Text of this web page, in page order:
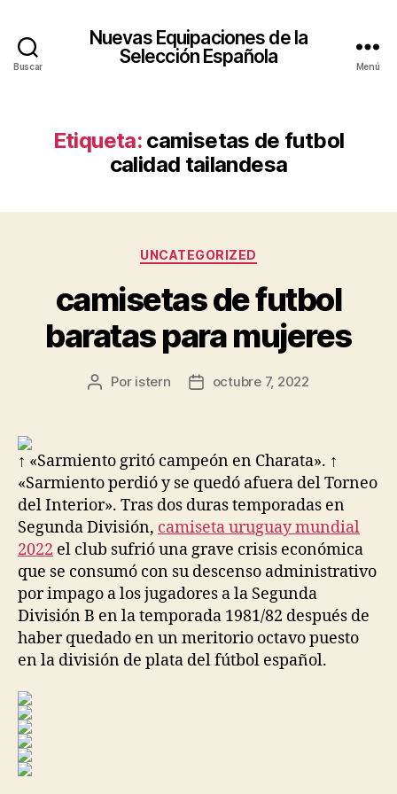
Buscar
Nuevas Equipaciones de la
Selección Española
Menú
Etiqueta: camisetas de futbol
calidad tailandesa
Categorías
UNCATEGORIZED
camisetas de futbol
baratas para mujeres
Autor
Por istern
Fechaoctubre 7, 2022
↑ «Sarmiento gritó campeón en Charata». ↑
«Sarmiento perdió y se quedó afuera del Torneo
del Interior». Tras dos duras temporadas en
Segunda División, camiseta uruguay mundial
2022 el club sufrió una grave crisis económica
que se consumó con su descenso administrativo
por impago a los jugadores a la Segunda
División B en la temporada 1981/82 después de
haber quedado en un meritorio octavo puesto
en la división de plata del fútbol español.